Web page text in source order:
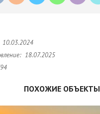
10.03.2024
18.07.2025
ПОХОЖИЕ ОБЪЕКТЫ